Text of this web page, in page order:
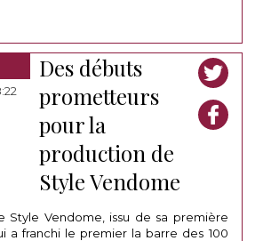
Des débuts
prometteurs
pour la
production de
Style Vendome
Style Vendome, issu de sa première
a franchi le premier la barre des 100